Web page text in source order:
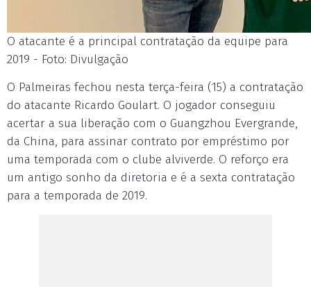
O atacante é a principal contratação da equipe para
2019 - Foto: Divulgação
O Palmeiras fechou nesta terça-feira (15) a contratação
do atacante Ricardo Goulart. O jogador conseguiu
acertar a sua liberação com o Guangzhou Evergrande,
da China, para assinar contrato por empréstimo por
uma temporada com o clube alviverde. O reforço era
um antigo sonho da diretoria e é a sexta contratação
para a temporada de 2019.